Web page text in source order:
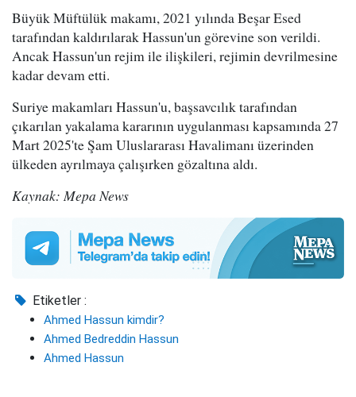
Büyük Müftülük makamı, 2021 yılında Beşar Esed
tarafından kaldırılarak Hassun'un görevine son verildi.
Ancak Hassun'un rejim ile ilişkileri, rejimin devrilmesine
kadar devam etti.
Suriye makamları Hassun'u, başsavcılık tarafından
çıkarılan yakalama kararının uygulanması kapsamında 27
Mart 2025'te Şam Uluslararası Havalimanı üzerinden
ülkeden ayrılmaya çalışırken gözaltına aldı.
Kaynak: Mepa News
Etiketler :
Ahmed Hassun kimdir?
Ahmed Bedreddin Hassun
Ahmed Hassun